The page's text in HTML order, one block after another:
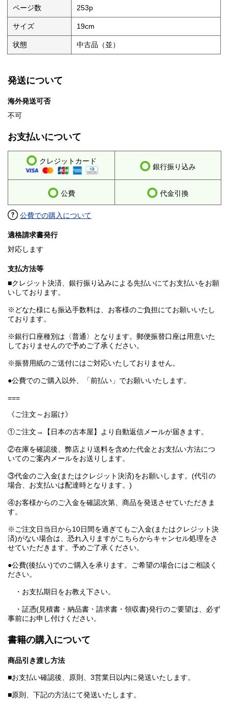
ページ数 253p
サイズ 19cm
状態 中古品（並）
発送について
海外発送可否
不可
お支払いについて
クレジットカード
銀行振り込み
公費 代金引換
公費での購入について
適格請求書発行
対応します
支払方法等
■クレジット決済、銀行振り込みによる先払いにてお支払いをお願
いしております。
※どなた様にも振込手数料は、お客様のご負担にてお願いいたし
ております。
※銀行口座種別は〈普通〉となります。郵便振替口座は用意いた
しておりませんので予めご了承ください。
※振替用紙のご送付にはご対応いたしておりません。
●公費でのご購入以外、「前払い」でお願いいたします。
===
《ご注文～お届け》
①ご注文→【日本の古本屋】より自動返信メールが届きます。
②在庫を確認後、弊店より送料を含めた代金とお支払い方法につ
いてのご案内メールをお送りします。
③代金のご入金(またはクレジット決済)をお願いします。(代引の
場合、お支払いは配達時となります。)
④お客様からのご入金を確認次第、商品を発送させていただきま
す。
※ご注文日当日から10日間を過ぎてもご入金(またはクレジット決
済)がない場合は、恐れ入りますがこちらからキャンセル処理をさ
せていただきます。予めご了承ください。
●公費(後払い)でのご購入を承ります。ご希望の場合にはご相談く
ださい。
・お支払期日をお教え下さい。
・証憑(見積書・納品書・請求書・領収書)発行のご要望は、必ず
事前にお申し付けください。
書籍の購入について
商品引き渡し方法
■お支払い確認後、原則、3営業日以内に発送いたします。
■原則、下記の方法にて発送いたします。